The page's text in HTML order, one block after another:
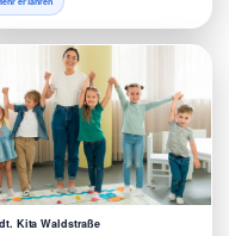
Kita Waldstraße